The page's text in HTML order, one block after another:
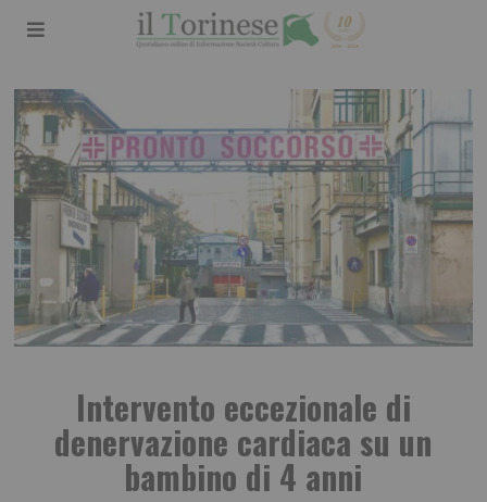
Intervento eccezionale di
denervazione cardiaca su un
bambino di 4 anni